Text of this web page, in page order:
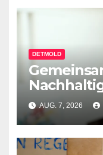
DETMOLD
AUG. 7, 2026